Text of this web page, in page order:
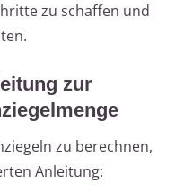
zu schaffen und
zur
zu berechnen,
Anleitung: